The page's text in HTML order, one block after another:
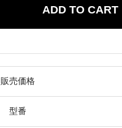
ADD TO CART
販売価格
型番